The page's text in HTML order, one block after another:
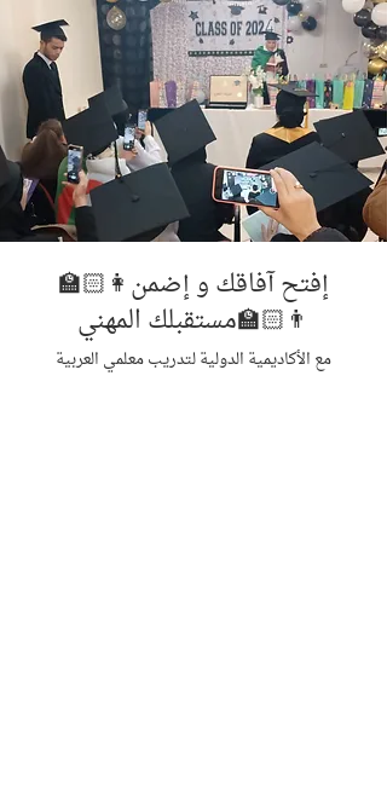
👩🏻‍🏫إفتح آفاقك و إضمن
مستقبلك المهني👨🏻‍🏫
مع الأكاديمية الدولية لتدريب معلمي العربية